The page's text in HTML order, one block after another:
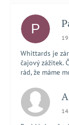
P
Whittards je
čajový zážitek.
rád, že máme